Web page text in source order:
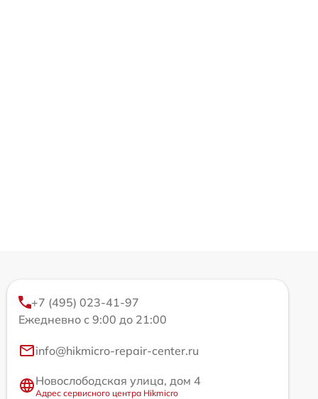
+7 (495) 023-41-97
Ежедневно с 9:00 до 21:00
info@hikmicro-repair-center.ru
Новослободская улица, дом 4
Адрес сервисного центра Hikmicro